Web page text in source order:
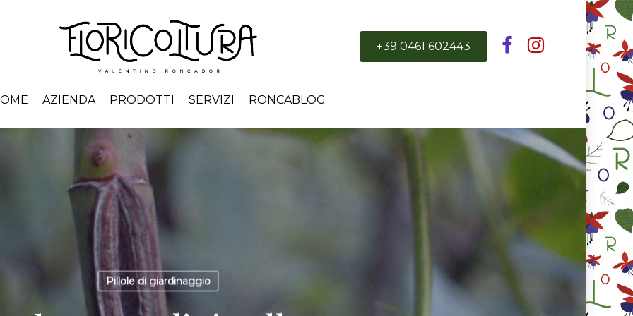
+39 0461 602443
AZIENDA PRODOTTI SERVIZI RONCABLOG
Pillole di giardinaggio